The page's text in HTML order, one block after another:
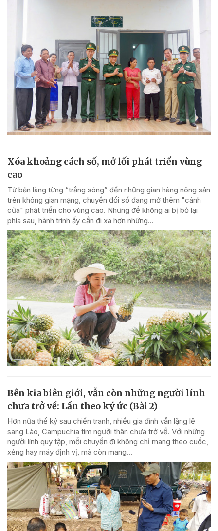
Xóa khoảng cách số, mở lối phát triển vùng
cao
Từ bản làng từng “trắng sóng” đến những gian hàng nông sản
trên không gian mạng, chuyển đổi số đang mở thêm "cánh
cửa" phát triển cho vùng cao. Nhưng để không ai bị bỏ lại
phía sau, hành trình ấy cần đi xa hơn những...
Bên kia biên giới, vẫn còn những người lính
chưa trở về: Lần theo ký ức (Bài 2)
Hơn nửa thế kỷ sau chiến tranh, nhiều gia đình vẫn lặng lẽ
sang Lào, Campuchia tìm người thân chưa trở về. Với những
người lính quy tập, mỗi chuyến đi không chỉ mang theo cuốc,
xẻng hay máy định vị, mà còn mang...